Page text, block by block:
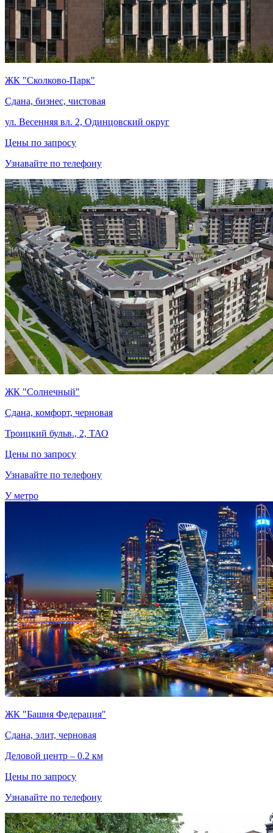
ЖК "Сколково-Парк"
Сдана, бизнес, чистовая
ул. Весенняя вл. 2, Одинцовский округ
Цены по запросу
Узнавайте по телефону
ЖК "Солнечный"
Сдана, комфорт, черновая
Троицкий бульв., 2, ТАО
Цены по запросу
Узнавайте по телефону
У метро
ЖК "Башня Федерация"
Сдана, элит, черновая
Деловой центр – 0.2 км
Цены по запросу
Узнавайте по телефону